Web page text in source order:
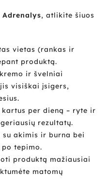
Adrenalys, atlikite šiuos
vietas (rankas ir
produktą.
ir švelniai
visiškai įsigers,
per dieną – ryte ir
rezultatų.
akimis ir burna bei
tepimo.
produktą mažiausiai
matomų